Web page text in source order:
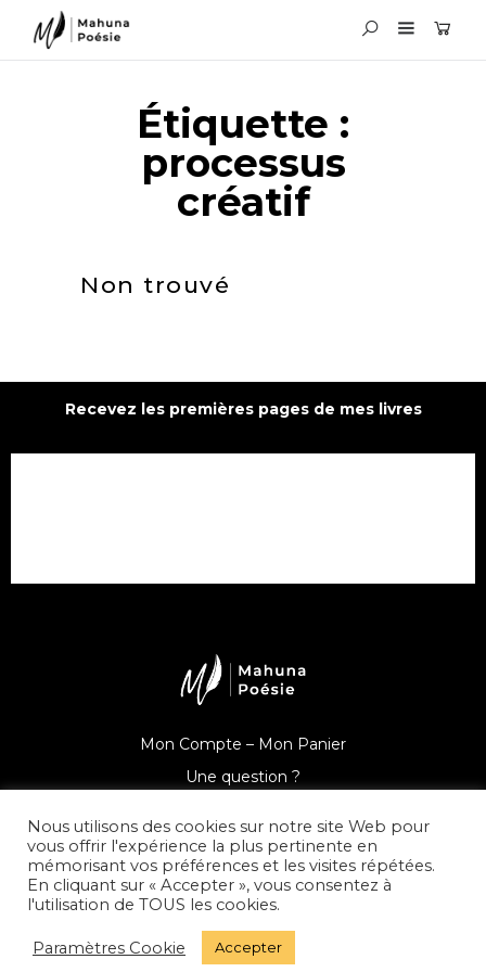
Étiquette :
processus
créatif
Non trouvé
Recevez les premières pages de mes livres
Mon Compte – Mon Panier
Une question ?
© Mahuna Poésie
Mentions Légales – Politique de Confidentialité –
Nous utilisons des cookies sur notre site Web pour
vous offrir l'expérience la plus pertinente en
mémorisant vos préférences et les visites répétées.
En cliquant sur « Accepter », vous consentez à
l'utilisation de TOUS les cookies.
Paramètres Cookie Accepter